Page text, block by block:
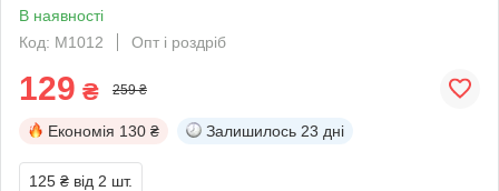
В наявності
Код: M1012
Опт і роздріб
129 ₴ 259 ₴
Економія 130 ₴ Залишилось 23 дні
125 ₴ від 2 шт.